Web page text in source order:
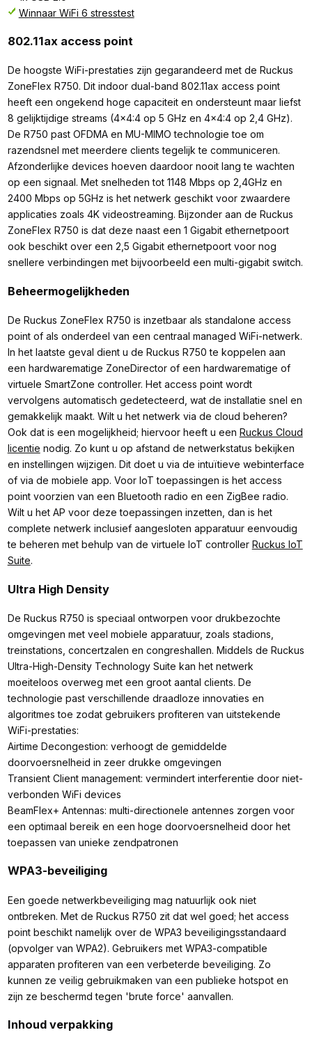
Winnaar WiFi 6 stresstest
802.11ax access point
De hoogste WiFi-prestaties zijn gegarandeerd met de Ruckus
ZoneFlex R750. Dit indoor dual-band 802.11ax access point
heeft een ongekend hoge capaciteit en ondersteunt maar liefst
8 gelijktijdige streams (4x4:4 op 5 GHz en 4x4:4 op 2,4 GHz).
De R750 past OFDMA en MU-MIMO technologie toe om
razendsnel met meerdere clients tegelijk te communiceren.
Afzonderlijke devices hoeven daardoor nooit lang te wachten
op een signaal. Met snelheden tot 1148 Mbps op 2,4GHz en
2400 Mbps op 5GHz is het netwerk geschikt voor zwaardere
applicaties zoals 4K videostreaming. Bijzonder aan de Ruckus
ZoneFlex R750 is dat deze naast een 1 Gigabit ethernetpoort
ook beschikt over een 2,5 Gigabit ethernetpoort voor nog
snellere verbindingen met bijvoorbeeld een multi-gigabit switch.
Beheermogelijkheden
De Ruckus ZoneFlex R750 is inzetbaar als standalone access
point of als onderdeel van een centraal managed WiFi-netwerk.
In het laatste geval dient u de Ruckus R750 te koppelen aan
een hardwarematige ZoneDirector of een hardwarematige of
virtuele SmartZone controller. Het access point wordt
vervolgens automatisch gedetecteerd, wat de installatie snel en
gemakkelijk maakt. Wilt u het netwerk via de cloud beheren?
Ook dat is een mogelijkheid; hiervoor heeft u een Ruckus Cloud
licentie nodig. Zo kunt u op afstand de netwerkstatus bekijken
en instellingen wijzigen. Dit doet u via de intuïtieve webinterface
of via de mobiele app. Voor IoT toepassingen is het access
point voorzien van een Bluetooth radio en een ZigBee radio.
Wilt u het AP voor deze toepassingen inzetten, dan is het
complete netwerk inclusief aangesloten apparatuur eenvoudig
te beheren met behulp van de virtuele IoT controller Ruckus IoT
Suite.
Ultra High Density
De Ruckus R750 is speciaal ontworpen voor drukbezochte
omgevingen met veel mobiele apparatuur, zoals stadions,
treinstations, concertzalen en congreshallen. Middels de Ruckus
Ultra-High-Density Technology Suite kan het netwerk
moeiteloos overweg met een groot aantal clients. De
technologie past verschillende draadloze innovaties en
algoritmes toe zodat gebruikers profiteren van uitstekende
WiFi-prestaties:
Airtime Decongestion: verhoogt de gemiddelde
doorvoersnelheid in zeer drukke omgevingen
Transient Client management: vermindert interferentie door niet-
verbonden WiFi devices
BeamFlex+ Antennas: multi-directionele antennes zorgen voor
een optimaal bereik en een hoge doorvoersnelheid door het
toepassen van unieke zendpatronen
WPA3-beveiliging
Een goede netwerkbeveiliging mag natuurlijk ook niet
ontbreken. Met de Ruckus R750 zit dat wel goed; het access
point beschikt namelijk over de WPA3 beveiligingsstandaard
(opvolger van WPA2). Gebruikers met WPA3-compatible
apparaten profiteren van een verbeterde beveiliging. Zo
kunnen ze veilig gebruikmaken van een publieke hotspot en
zijn ze beschermd tegen 'brute force' aanvallen.
Inhoud verpakking